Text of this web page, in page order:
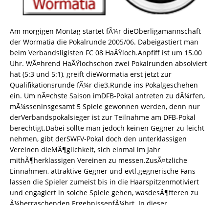
Am morgigen Montag startet fÃ¼r dieOberligamannschaft
der Wormatia die Pokalrunde 2005/06. Dabeigastiert man
beim Verbandsligisten FC 08 HaÃŸloch.Anpfiff ist um 15.00
Uhr. WÃ¤hrend HaÃŸlochschon zwei Pokalrunden absolviert
hat (5:3 und 5:1), greift dieWormatia erst jetzt zur
Qualifikationsrunde fÃ¼r die3.Runde ins Pokalgeschehen
ein. Um nÃ¤chste Saison imDFB-Pokal antreten zu dÃ¼rfen,
mÃ¼sseninsgesamt 5 Spiele gewonnen werden, denn nur
derVerbandspokalsieger ist zur Teilnahme am DFB-Pokal
berechtigt.Dabei sollte man jedoch keinen Gegner zu leicht
nehmen, gibt derSWFV-Pokal doch den unterklassigen
Vereinen dieMÃ¶glichkeit, sich einmal im Jahr
mithÃ¶herklassigen Vereinen zu messen.ZusÃ¤tzliche
Einnahmen, attraktive Gegner und evtl.gegnerische Fans
lassen die Spieler zumeist bis in die Haarspitzenmotiviert
und engagiert in solche Spiele gehen, wasdesÃ¶fteren zu